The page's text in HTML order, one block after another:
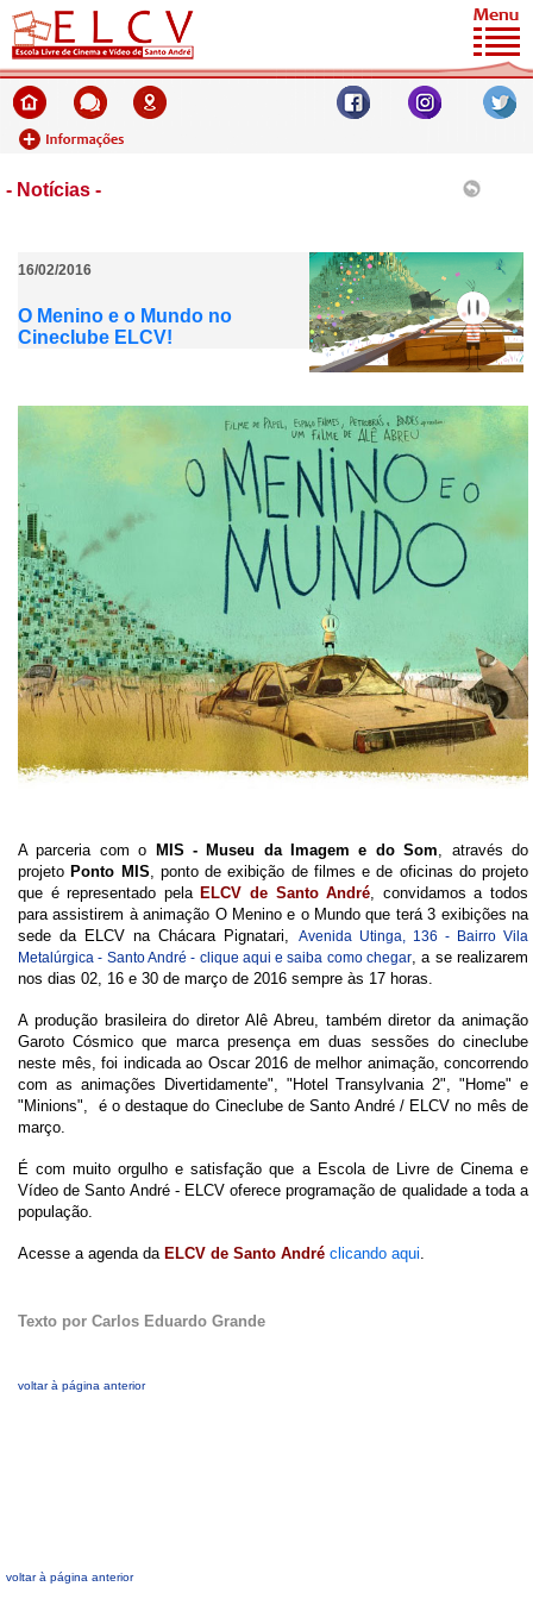
- Notícias -
16/02/2016
O Menino e o Mundo no
Cineclube ELCV!
A parceria com o MIS - Museu da Imagem e do Som, através do
projeto Ponto MIS, ponto de exibição de filmes e de oficinas do projeto
que é representado pela ELCV de Santo André, convidamos a todos
para assistirem à animação O Menino e o Mundo que terá 3 exibições na
sede da ELCV na Chácara Pignatari, Avenida Utinga, 136 - Bairro Vila
Metalúrgica - Santo André - clique aqui e saiba como chegar, a se realizarem
nos dias 02, 16 e 30 de março de 2016 sempre às 17 horas.
A produção brasileira do diretor Alê Abreu, também diretor da animação
Garoto Cósmico que marca presença em duas sessões do cineclube
neste mês, foi indicada ao Oscar 2016 de melhor animação, concorrendo
com as animações Divertidamente", "Hotel Transylvania 2", "Home" e
"Minions", é o destaque do Cineclube de Santo André / ELCV no mês de
março.
É com muito orgulho e satisfação que a Escola de Livre de Cinema e
Vídeo de Santo André - ELCV oferece programação de qualidade a toda a
população.
Acesse a agenda da ELCV de Santo André clicando aqui.
Texto por Carlos Eduardo Grande
voltar à página anterior
voltar à página anterior